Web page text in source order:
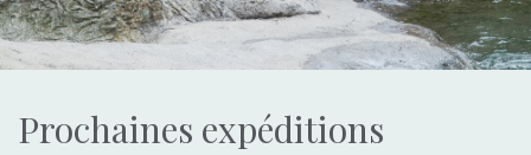
Prochaines expéditions